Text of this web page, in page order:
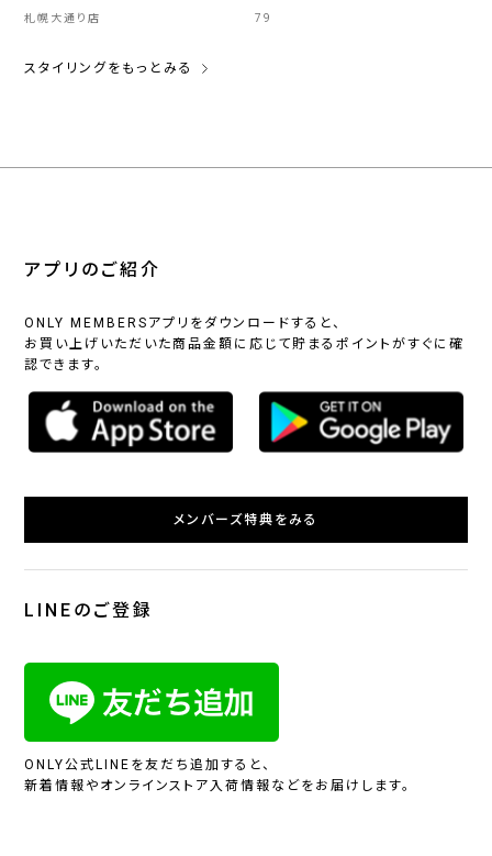
札幌大通り店 79
スタイリングをもっとみる
アプリのご紹介
ONLY MEMBERSアプリをダウンロードすると、
お買い上げいただいた商品金額に応じて貯まるポイントがすぐに確
認できます。
メンバーズ特典をみる
LINEのご登録
ONLY公式LINEを友だち追加すると、
新着情報やオンラインストア入荷情報などをお届けします。